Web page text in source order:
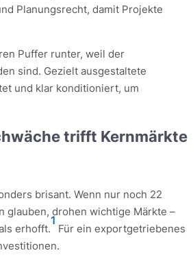
Planungsrecht, damit Projekte
Puffer runter, weil der
sind. Gezielt ausgestaltete
und klar konditioniert, um
trifft Kernmärkte
brisant. Wenn nur noch 22
glauben, drohen wichtige Märkte –
erhofft.
1
Für ein exportgetriebenes